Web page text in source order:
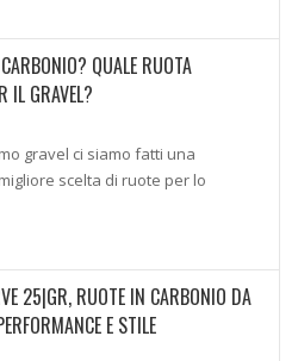
QUALE RUOTA
IL GRAVEL?
gravel ci siamo fatti una
scelta di ruote per lo
25|GR, RUOTE IN CARBONIO DA
E STILE